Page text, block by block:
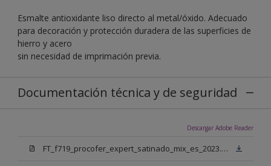
Esmalte antioxidante liso directo al metal/óxido. Adecuado
para decoración y protección duradera de las superficies de
hierro y acero
sin necesidad de imprimación previa.
Documentación técnica y de seguridad
Descargar Adobe Reader
FT_f719_procofer_expert_satinado_mix_es_2023.pdf